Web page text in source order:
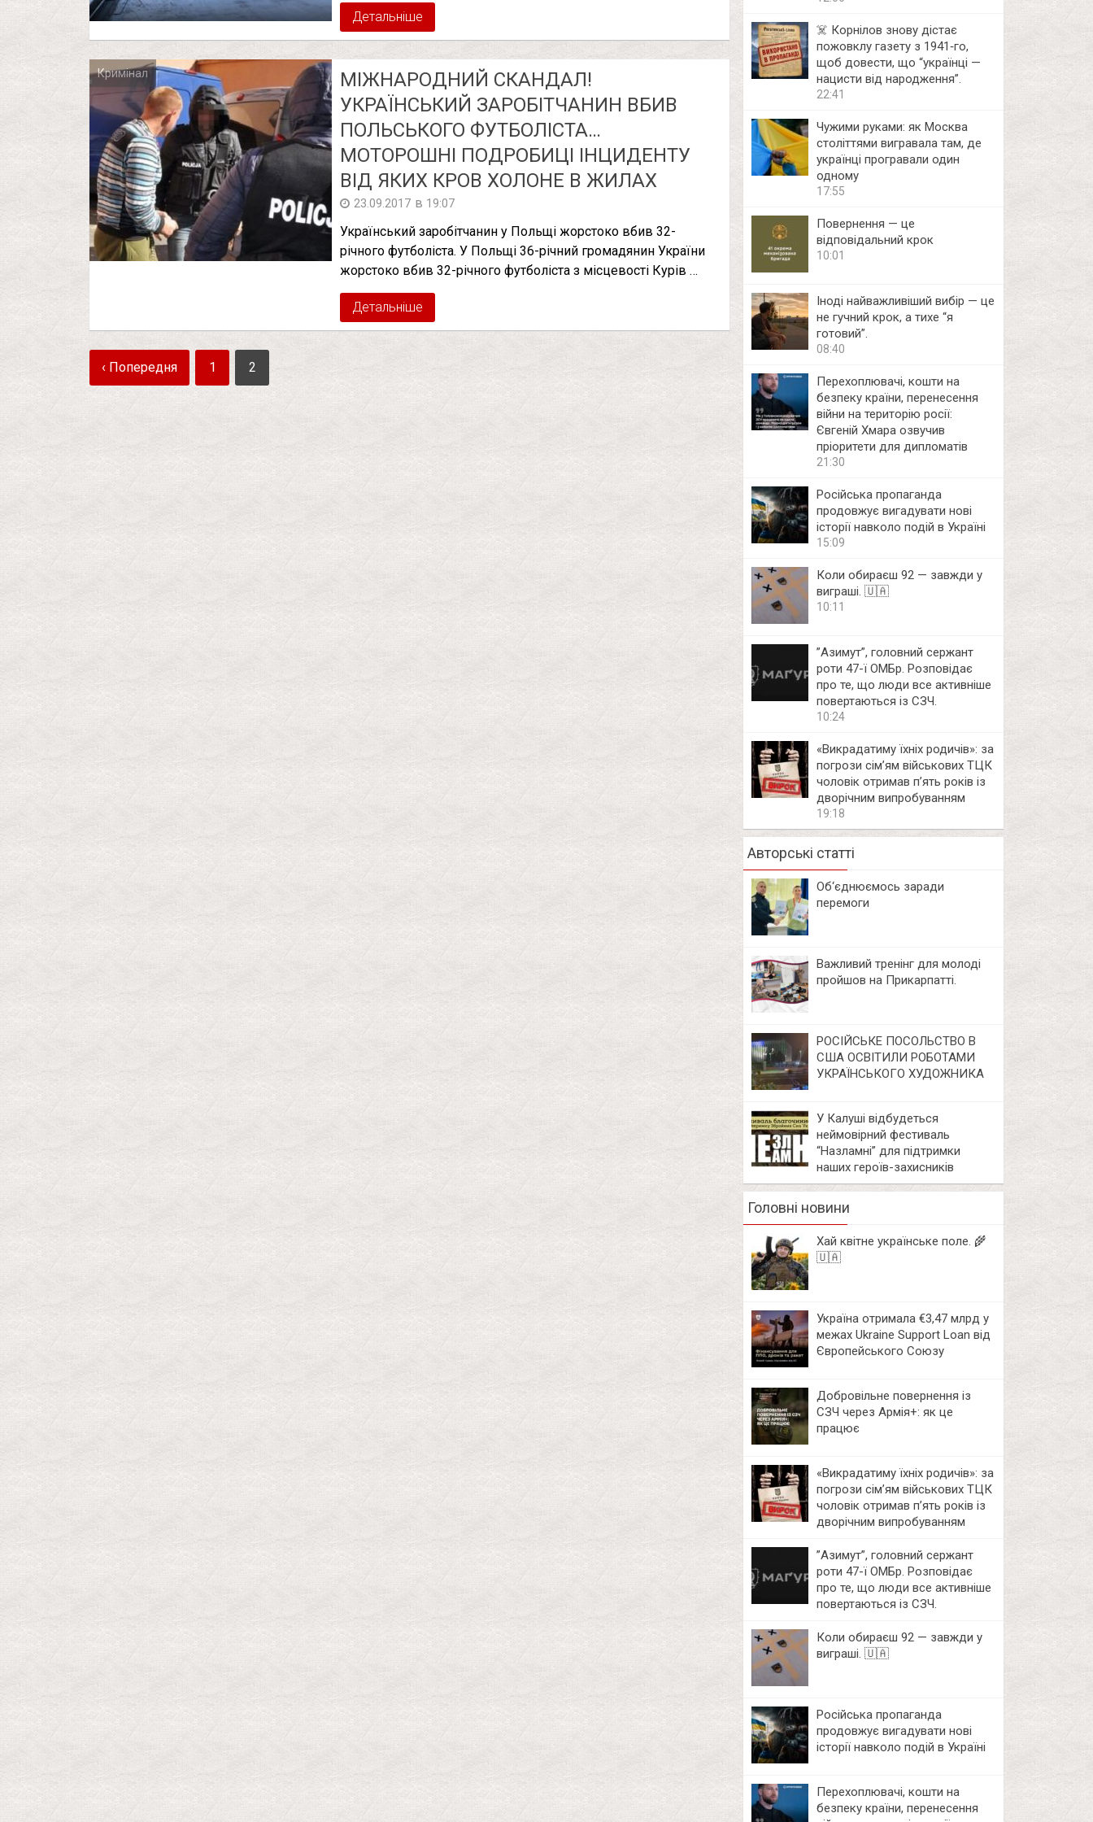
Детальніше
Кримінал
МІЖНАРОДНИЙ СКАНДАЛ!
УКРАЇНСЬКИЙ ЗАРОБІТЧАНИН ВБИВ
ПОЛЬСЬКОГО ФУТБОЛІСТА…
МОТОРОШНІ ПОДРОБИЦІ ІНЦИДЕНТУ
ВІД ЯКИХ КРОВ ХОЛОНЕ В ЖИЛАХ
23.09.2017 в 19:07
Український заробітчанин у Польщі жорстоко вбив 32-
річного футболіста. У Польщі 36-річний громадянин України
жорстоко вбив 32-річного футболіста з місцевості Курів …
Детальніше
‹ Попередня 1 2
☠️ Корнілов знову дістає
пожовклу газету з 1941‑го,
щоб довести, що “українці —
нацисти від народження”.
22:41
Чужими руками: як Москва
століттями вигравала там, де
українці програвали один
одному
17:55
Повернення — це
відповідальний крок
10:01
Іноді найважливіший вибір — це
не гучний крок, а тихе “я
готовий”.
08:40
Перехоплювачі, кошти на
безпеку країни, перенесення
війни на територію росії:
Євгеній Хмара озвучив
пріоритети для дипломатів
21:30
Російська пропаганда
продовжує вигадувати нові
історії навколо подій в Україні
15:09
Коли обираєш 92 — завжди у
виграші. 🇺🇦
10:11
⁨”Азимут”, головний сержант
роти 47-ї ОМБр. Розповідає
про те, що люди все активніше
повертаються із СЗЧ.
10:24
«Викрадатиму їхніх родичів»: за
погрози сім’ям військових ТЦК
чоловік отримав п’ять років із
дворічним випробуванням
19:18
Авторські статті
Об‘єднюємось заради
перемоги
Важливий тренінг для молоді
пройшов на Прикарпатті.
РОСІЙСЬКЕ ПОСОЛЬСТВО В
США ОСВІТИЛИ РОБОТАМИ
УКРАЇНСЬКОГО ХУДОЖНИКА
У Калуші відбудеться
неймовірний фестиваль
“Назламні” для підтримки
наших героїв-захисників
Головні новини
Хай квітне українське поле. 🌾
🇺🇦
Україна отримала €3,47 млрд у
межах Ukraine Support Loan від
Європейського Союзу
Добровільне повернення із
СЗЧ через Армія+: як це
працює
«Викрадатиму їхніх родичів»: за
погрози сім’ям військових ТЦК
чоловік отримав п’ять років із
дворічним випробуванням
⁨”Азимут”, головний сержант
роти 47-ї ОМБр. Розповідає
про те, що люди все активніше
повертаються із СЗЧ.
Коли обираєш 92 — завжди у
виграші. 🇺🇦
Російська пропаганда
продовжує вигадувати нові
історії навколо подій в Україні
Перехоплювачі, кошти на
безпеку країни, перенесення